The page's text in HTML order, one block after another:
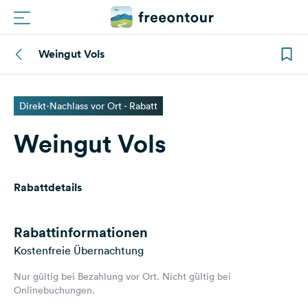
Routen
Plätze
Magazin
Einloggen
Newsletter
Weingut Vols
Direkt-Nachlass vor Ort - Rabatt
Weingut Vols
Rabattdetails
Rabattinformationen
Kostenfreie Übernachtung
Nur gültig bei Bezahlung vor Ort. Nicht gültig bei
Onlinebuchungen.